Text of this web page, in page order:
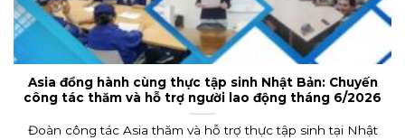
Asia đồng hành cùng thực tập sinh Nhật Bản: Chuyến
công tác thăm và hỗ trợ người lao động tháng 6/2026
Đoàn công tác Asia thăm và hỗ trợ thực tập sinh tại Nhật